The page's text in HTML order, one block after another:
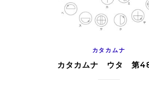
カタカムナ
カタカムナ ウタ 第